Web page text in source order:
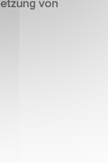
von